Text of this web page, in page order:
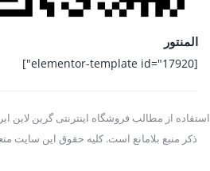
المنتور
[elementor-template id="17920"]
استفاده از مطالب فروشگاه اینترنتی گرین لاین
ذکر منبع بلامانع است. کلیه حقوق این سایت